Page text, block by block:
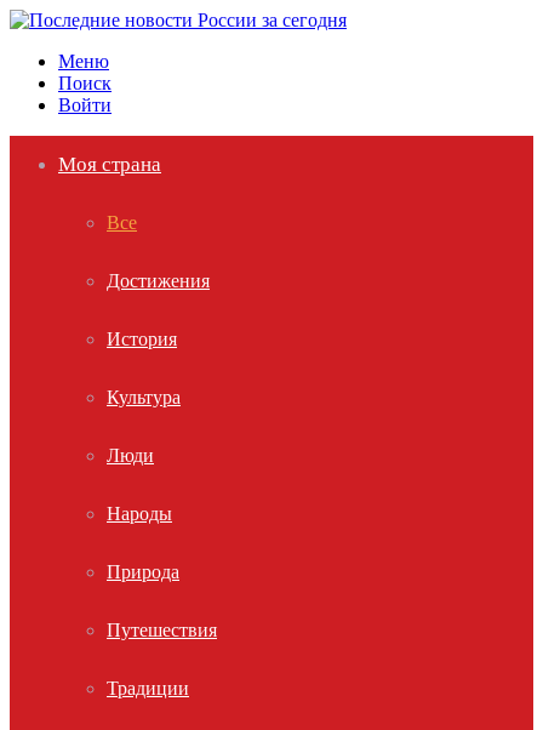
Меню
Поиск
Войти
Моя страна
Все
Достижения
История
Культура
Люди
Народы
Природа
Путешествия
Традиции